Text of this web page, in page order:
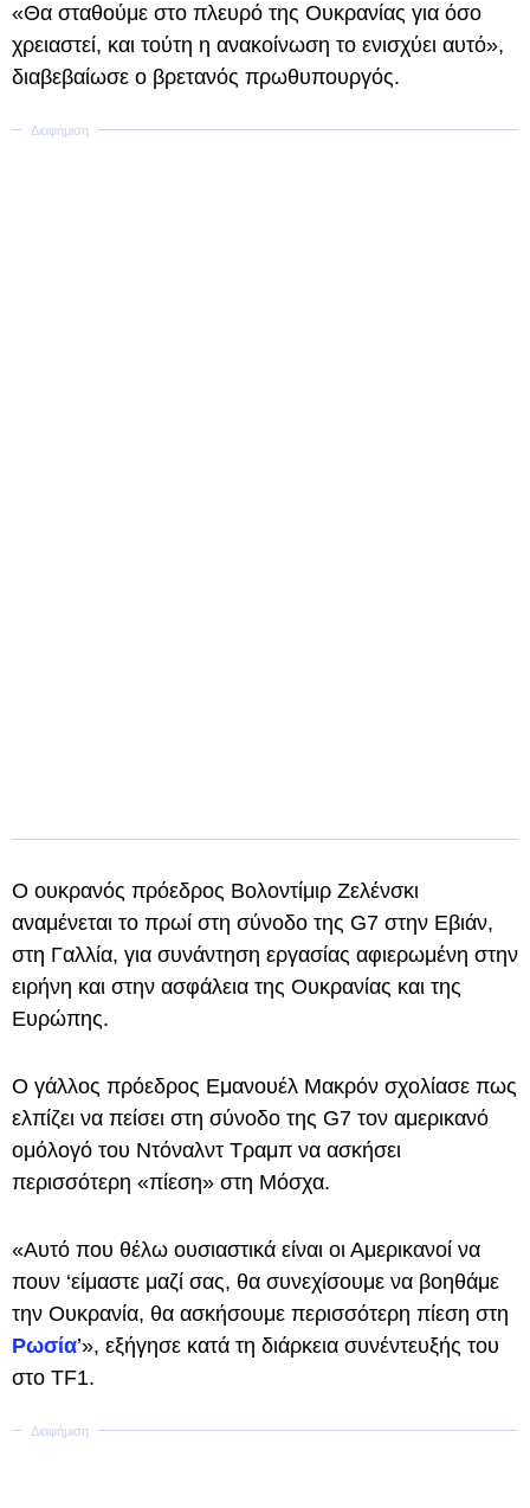
«Θα σταθούμε στο πλευρό της Ουκρανίας για όσο
χρειαστεί, και τούτη η ανακοίνωση το ενισχύει αυτό»,
διαβεβαίωσε ο βρετανός πρωθυπουργός.
Ο ουκρανός πρόεδρος Βολοντίμιρ Ζελένσκι
αναμένεται το πρωί στη σύνοδο της G7 στην Εβιάν,
στη Γαλλία, για συνάντηση εργασίας αφιερωμένη στην
ειρήνη και στην ασφάλεια της Ουκρανίας και της
Ευρώπης.
Ο γάλλος πρόεδρος Εμανουέλ Μακρόν σχολίασε πως
ελπίζει να πείσει στη σύνοδο της G7 τον αμερικανό
ομόλογό του Ντόναλντ Τραμπ να ασκήσει
περισσότερη «πίεση» στη Μόσχα.
«Αυτό που θέλω ουσιαστικά είναι οι Αμερικανοί να
πουν ‘είμαστε μαζί σας, θα συνεχίσουμε να βοηθάμε
την Ουκρανία, θα ασκήσουμε περισσότερη πίεση στη
Ρωσία’», εξήγησε κατά τη διάρκεια συνέντευξής του
στο TF1.